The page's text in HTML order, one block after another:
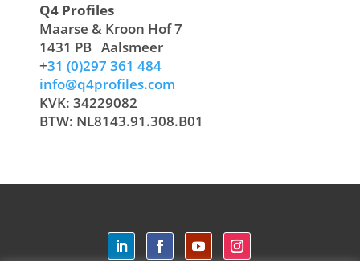
Q4 Profiles
Maarse & Kroon Hof 7
1431 PB Aalsmeer
+31 (0)297 361 484
info@q4profiles.com
KVK: 34229082
BTW: NL8143.91.308.B01